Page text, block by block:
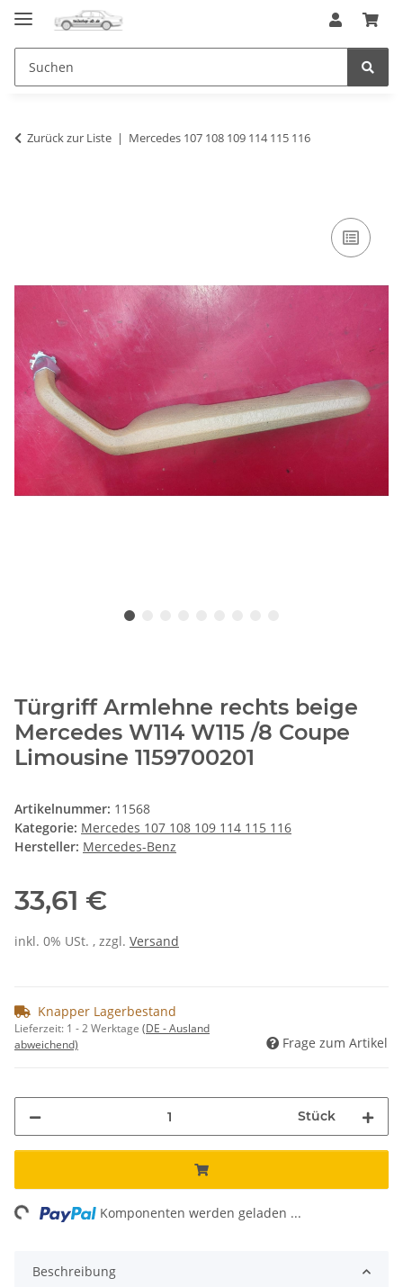
Zurück zur Liste Mercedes 107 108 109 114 115 116
Türgriff Armlehne rechts beige
Mercedes W114 W115 /8 Coupe
Limousine 1159700201
Artikelnummer: 11568
Kategorie: Mercedes 107 108 109 114 115 116
Hersteller: Mercedes-Benz
33,61 €
inkl. 0% USt. , zzgl. Versand
Knapper Lagerbestand
Lieferzeit: 1 - 2 Werktage (DE - Ausland
abweichend)
Frage zum Artikel
Stück
Komponenten werden geladen ...
Beschreibung